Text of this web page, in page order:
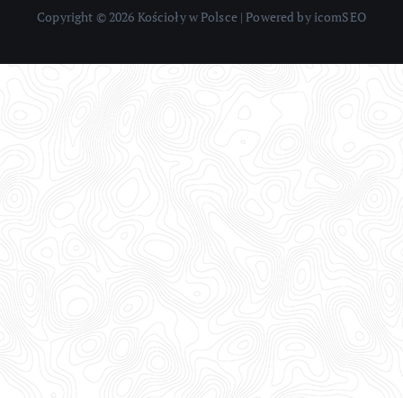
Copyright © 2026 Kościoły w Polsce | Powered by icomSEO